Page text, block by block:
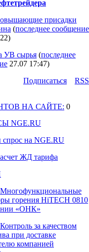
присадки
(последнее сообщение
)
УВ сырья (последнее
27.07 17:47)
Подпиcаться
RSS
НА САЙТЕ: 0
NGE.RU
спрос на NGE.RU
ЖД тарифа
Многофункциональные
горения HiTECH 0810
«ОНК»
Контроль за качеством
при доставке
компанией